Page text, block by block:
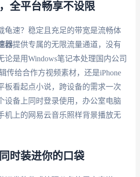
全平台畅享不设限
龟速？稳定且充足的带宽是流畅体
器提供专属的无限流量通道，没有
论是用Windows笔记本处理国内公司
传给合作方视频素材，还是iPhone
板看起点小说，跨设备的需求一次
设备上同时登录使用，办公室电脑
机上的网易云音乐照样背景播放无
时装进你的口袋